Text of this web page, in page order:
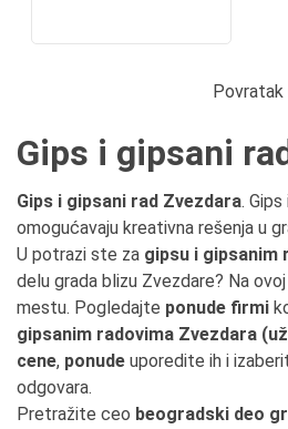
Povratak
Gips i gipsani
Gips i gipsani rad Zvezdara.
omogućavaju kreativna rešenja u
U potrazi ste za gipsu i gipsanim
delu grada blizu Zvezdare? Na
mestu. Pogledajte ponude firmi
gipsanim radovima Zvezdara
cene, ponude uporedite ih i
odgovara.
Pretražite ceo beogradski deo